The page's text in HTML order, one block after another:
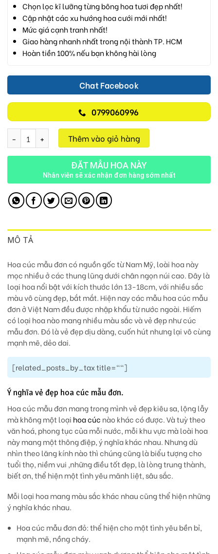
Chọn lọc kĩ lưỡng từng bông hoa tươi đẹp nhất!
Cập nhật các xu hướng hoa cưới mới nhất!
Mức giá cạnh tranh nhất!
Giao hàng nhanh nhất trong nội thành TP. HCM
Hoàn tiền 100% nếu bạn không hài lòng
Chat Facebook
0799060996
Tình Đẹp D25 số lượngThêm vào giỏ hàng
ĐẶT MẪU HOA NÀY
Nhân viên sẽ xác nhận đơn hàng sớm nhất
MÔ TẢ
Hoa cúc mẫu đơn có nguồn gốc từ Nam Mỹ, loài hoa này
mọc nhiều ở các thung lũng dưới chân ngọn núi cao. Đây là
loại hoa nổi bật với kích thước lớn 13-18cm, với nhiều sắc
màu vô cùng đẹp, bắt mắt. Hiện nay các mẫu hoa cúc mẫu
đơn ở Việt Nam đều được nhập khẩu từ nước ngoài. Hiếm
có loại hoa nào mang nhiều màu sắc và vẻ đẹp như cúc
mẫu đơn. Đó là vẻ đẹp dịu dàng, cuốn hút nhưng lại vô cùng
mạnh mẽ, dẻo dai.
[related_posts_by_tax title=""]
Ý nghĩa vẻ đẹp hoa cúc mẫu đơn.
Hoa cúc mẫu đơn mang trong mình vẻ đẹp kiêu sa, lộng lẫy
mà không một loại hoa cúc nào khác có được. Và tuỳ theo
văn hoá, phong tục của mỗi nước, mỗi khu vực mà loài hoa
này mang một thông điệp, ý nghĩa khác nhau. Nhưng dù
nhìn theo lăng kính nào thì chúng cũng là biểu tượng cho
tuổi thọ, niềm vui ,những điều tốt đẹp, là lòng trung thành,
biết ơn, thể hiện một tình yêu mãnh liệt, sâu sắc.
Mỗi loại hoa mang màu sắc khác nhau cũng thể hiện những
ý nghĩa khác nhau.
Hoa cúc mẫu đơn đỏ: thể hiện cho một tình yêu bền bỉ,
mạnh mẽ, nồng cháy.